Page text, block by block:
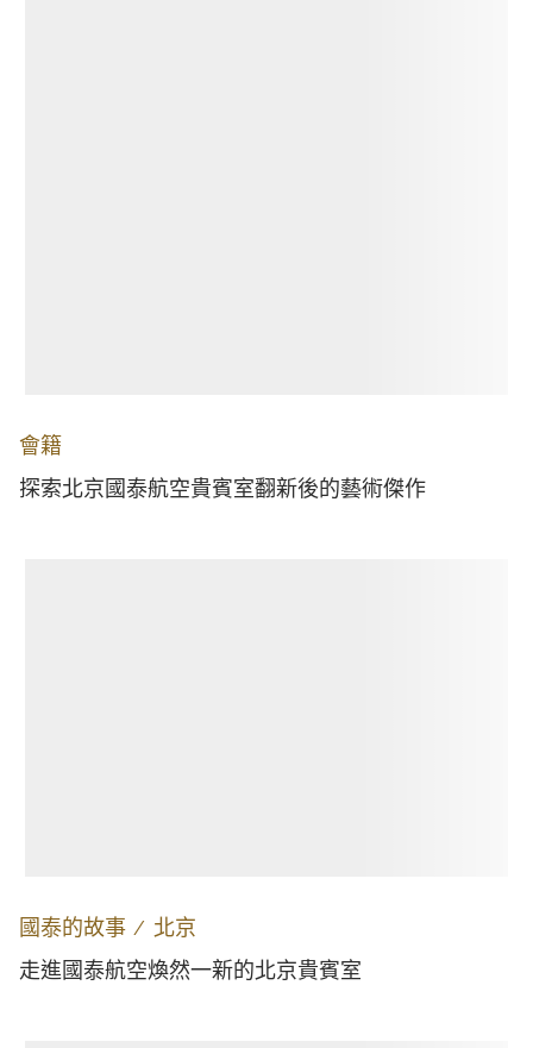
會籍
探索北京國泰航空貴賓室翻新後的藝術傑作
國泰的故事 ∕ 北京
走進國泰航空煥然一新的北京貴賓室